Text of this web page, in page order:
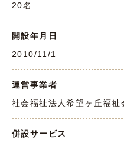
20名
開設年月日
2010/11/1
運営事業者
社会福祉法人希望ヶ丘福
併設サービス